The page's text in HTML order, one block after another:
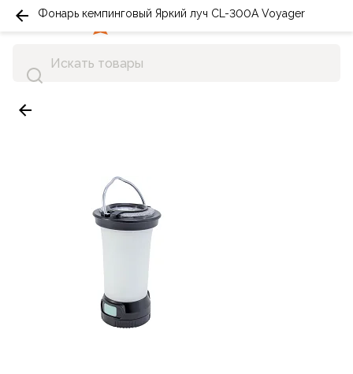
0
Фонарь кемпинговый Яркий луч CL-300A Voyager